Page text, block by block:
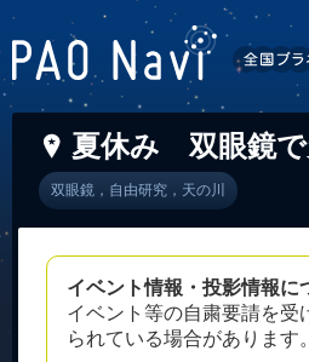
夏休み 双眼鏡で
双眼鏡，自由研究，天の川
イベント情報・投影情報に
イベント等の自粛要請を受
られている場合がありま